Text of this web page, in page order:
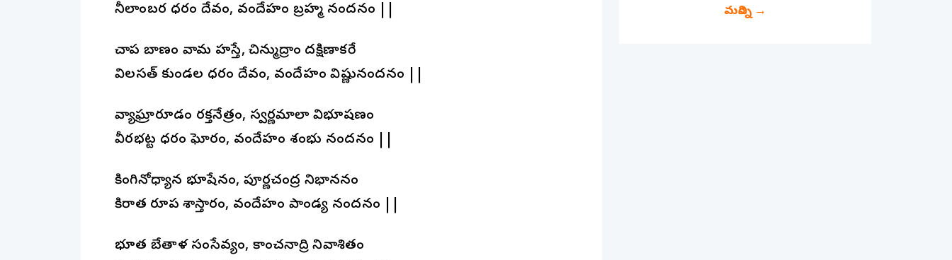
నీలాంబర ధరం దేవం, వందేహం బ్రహ్మ నందనం ||
చాప బాణం వామ హస్తే, చిన్ముద్రాం దక్షిణాకరే
విలసత్ కుండల ధరం దేవం, వందేహం విష్ణునందనం ||
వ్యాఘ్రారూడం రక్తనేత్రం, స్వర్ణమాలా విభూషణం
వీరభట్ట ధరం ఘోరం, వందేహం శంభు నందనం ||
కింగినోధ్యాన భూషేనం, పూర్ణచంద్ర నిభాననం
కిరాత రూప శాస్తారం, వందేహం పాండ్య నందనం ||
భూత బేతాళ సంసేవ్యం, కాంచనాద్రి నివాశితం
మరిన్ని→